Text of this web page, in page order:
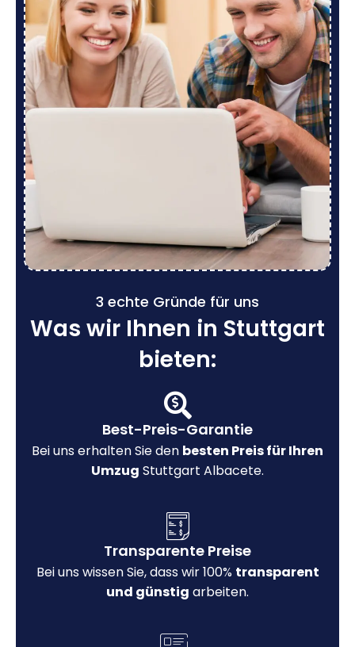
3 echte Gründe für uns
Was wir Ihnen in Stuttgart
bieten:
Best-Preis-Garantie
Bei uns erhalten Sie den besten Preis für Ihren
Umzug Stuttgart Albacete.
Transparente Preise
Bei uns wissen Sie, dass wir 100% transparent
und günstig arbeiten.